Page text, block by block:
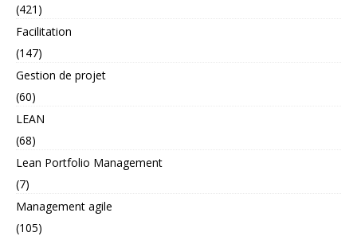
(421)
Facilitation
(147)
Gestion de projet
(60)
LEAN
(68)
Lean Portfolio Management
(7)
Management agile
(105)